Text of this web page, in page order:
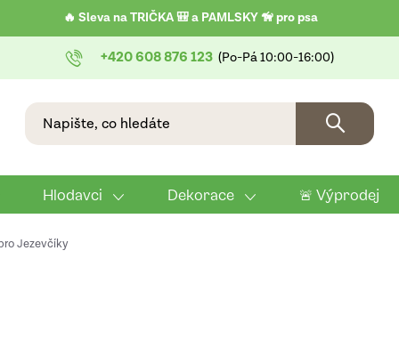
🔥 Sleva na TRIČKA 🎒 a PAMLSKY 🦮 pro psa
+420 608 876 123
Hlodavci Dekorace 🚨 Výprodej
Jezevčíky